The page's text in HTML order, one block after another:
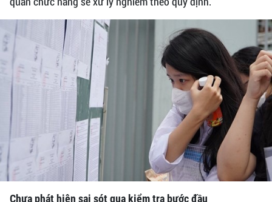
Chưa phát hiện sai sót qua kiểm tra bước đầu